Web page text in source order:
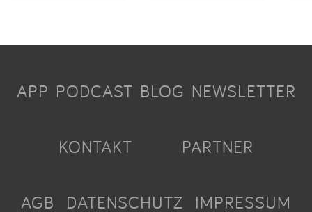
APP PODCAST BLOG NEWSLETTER
KONTAKT PARTNER
AGB DATENSCHUTZ IMPRESSUM